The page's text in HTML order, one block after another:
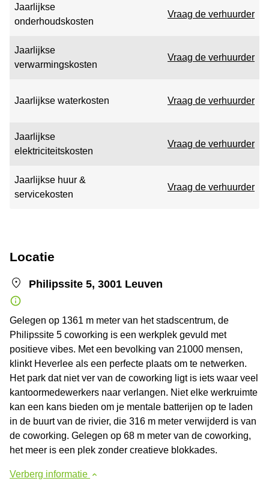
Jaarlijkse
onderhoudskosten
Vraag de verhuurder
Jaarlijkse
verwarmingskosten
Vraag de verhuurder
Jaarlijkse waterkosten Vraag de verhuurder
Jaarlijkse
elektriciteitskosten
Vraag de verhuurder
Jaarlijkse huur &
servicekosten
Vraag de verhuurder
Locatie
Philipssite 5, 3001 Leuven
Gelegen op 1361 m meter van het stadscentrum, de
Philipssite 5 coworking is een werkplek gevuld met
positieve vibes. Met een bevolking van 21000 mensen,
klinkt Heverlee als een perfecte plaats om te netwerken.
Het park dat niet ver van de coworking ligt is iets waar veel
kantoormedewerkers naar verlangen. Niet elke werkruimte
kan een kans bieden om je mentale batterijen op te laden
in de buurt van de rivier, die 316 m meter verwijderd is van
de coworking. Gelegen op 68 m meter van de coworking,
het meer is een plek zonder creatieve blokkades.
Verberg informatie